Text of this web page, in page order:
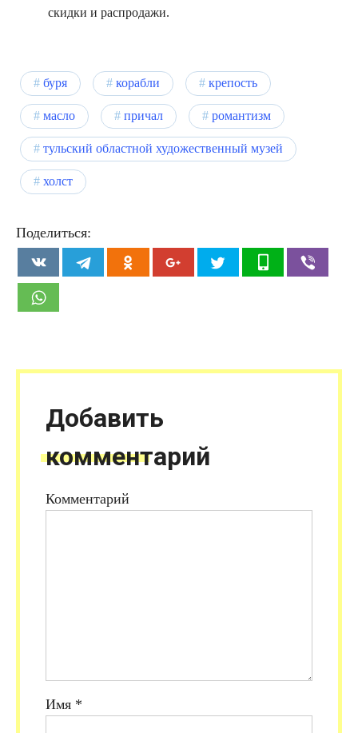
скидки и распродажи.
буря корабли крепость
масло причал романтизм
тульский областной художественный музей
холст
Поделиться:
Добавить
комментарий
Комментарий
Имя *